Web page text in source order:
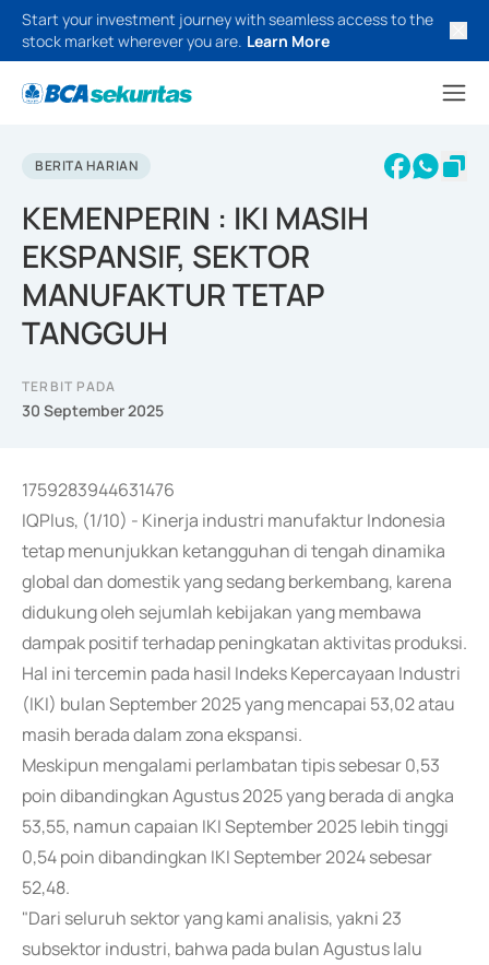
Start your investment journey with seamless access to the
stock market wherever you are. Learn More
BERITA HARIAN
KEMENPERIN : IKI MASIH
EKSPANSIF, SEKTOR
MANUFAKTUR TETAP
TANGGUH
TERBIT PADA
30 September 2025
1759283944631476
IQPlus, (1/10) - Kinerja industri manufaktur Indonesia
tetap menunjukkan ketangguhan di tengah dinamika
global dan domestik yang sedang berkembang, karena
didukung oleh sejumlah kebijakan yang membawa
dampak positif terhadap peningkatan aktivitas produksi.
Hal ini tercemin pada hasil Indeks Kepercayaan Industri
(IKI) bulan September 2025 yang mencapai 53,02 atau
masih berada dalam zona ekspansi.
Meskipun mengalami perlambatan tipis sebesar 0,53
poin dibandingkan Agustus 2025 yang berada di angka
53,55, namun capaian IKI September 2025 lebih tinggi
0,54 poin dibandingkan IKI September 2024 sebesar
52,48.
"Dari seluruh sektor yang kami analisis, yakni 23
subsektor industri, bahwa pada bulan Agustus lalu